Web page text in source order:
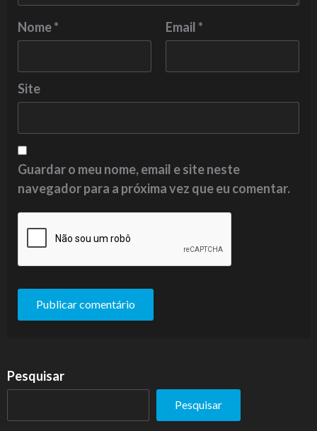
Nome* Email*
Site
Guardar o meu nome, email e site neste
navegador para a próxima vez que eu comentar.
Pesquisar
Pesquisar